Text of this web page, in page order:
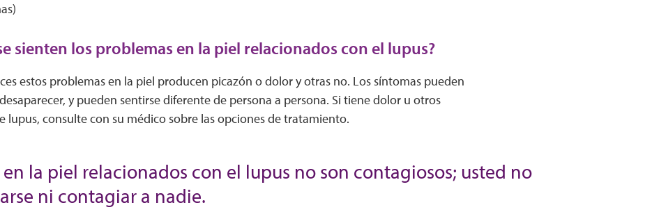
sienten los problemas en la piel relacionados con el lupus?
estos problemas en la piel producen picazón o dolor y otras no. Los síntomas pueden
y pueden sentirse diferente de persona a persona. Si tiene dolor u otros
lupus, consulte con su médico sobre las opciones de tratamiento.
la piel relacionados con el lupus no son contagiosos; usted no
ni contagiar a nadie.